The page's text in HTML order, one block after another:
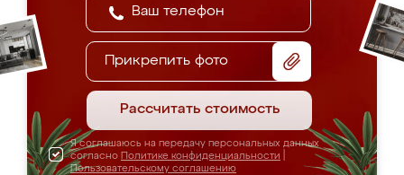
Прикрепить фото
Рассчитать стоимость
Я соглашаюсь на передачу персональных данных
согласно Политике конфиденциальности
Пользовательскому соглашению